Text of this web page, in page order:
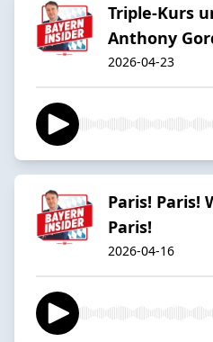
Triple-Kurs
Anthony
2026-04-23
Paris! Paris!
Paris!
2026-04-16